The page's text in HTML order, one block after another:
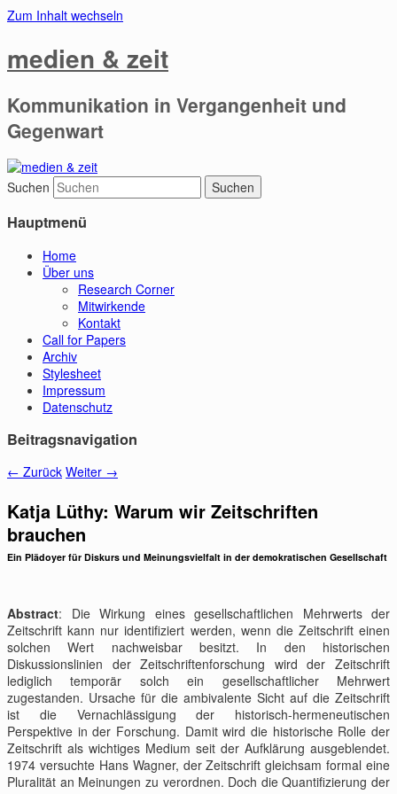
Zum Inhalt wechseln
medien & zeit
Kommunikation in Vergangenheit und
Gegenwart
Suchen
Hauptmenü
Home
Über uns
Research Corner
Mitwirkende
Kontakt
Call for Papers
Archiv
Stylesheet
Impressum
Datenschutz
Beitragsnavigation
← Zurück Weiter →
Katja Lüthy: Warum wir Zeitschriften
brauchen
Ein Plädoyer für Diskurs und Meinungsvielfalt in der demokratischen Gesellschaft
Abstract: Die Wirkung eines gesellschaftlichen Mehrwerts der
Zeitschrift kann nur identifiziert werden, wenn die Zeitschrift einen
solchen Wert nachweisbar besitzt. In den historischen
Diskussionslinien der Zeitschriftenforschung wird der Zeitschrift
lediglich temporär solch ein gesellschaftlicher Mehrwert
zugestanden. Ursache für die ambivalente Sicht auf die Zeitschrift
ist die Vernachlässigung der historisch-hermeneutischen
Perspektive in der Forschung. Damit wird die historische Rolle der
Zeitschrift als wichtiges Medium seit der Aufklärung ausgeblendet.
1974 versuchte Hans Wagner, der Zeitschrift gleichsam formal eine
Pluralität an Meinungen zu verordnen. Doch die Quantifizierung der